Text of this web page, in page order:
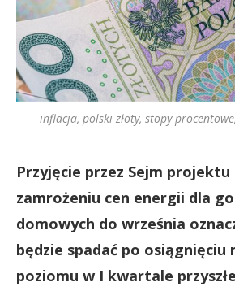
inflacja, polski złoty, stopy
Przyjęcie przez Sejm
zamrożeniu cen energii dla
domowych do września
będzie spadać po osiągnięciu
poziomu w I kwartale